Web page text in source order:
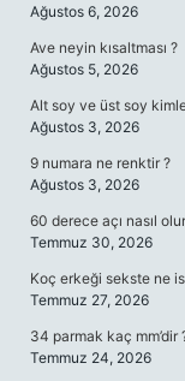
Ağustos 6, 2026
Ave neyin kısaltması ?
Ağustos 5, 2026
Alt soy ve üst soy
Ağustos 3, 2026
9 numara ne renktir ?
Ağustos 3, 2026
60 derece açı nasıl
Temmuz 30, 2026
Koç erkeği sekste ne
Temmuz 27, 2026
34 parmak kaç mm’dir
Temmuz 24, 2026